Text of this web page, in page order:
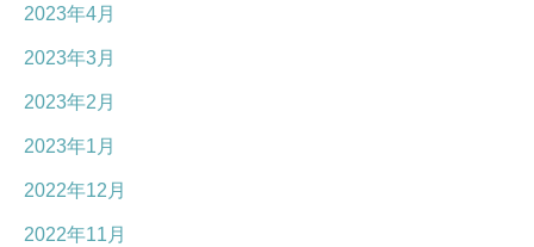
2023年4月
2023年3月
2023年2月
2023年1月
2022年12月
2022年11月